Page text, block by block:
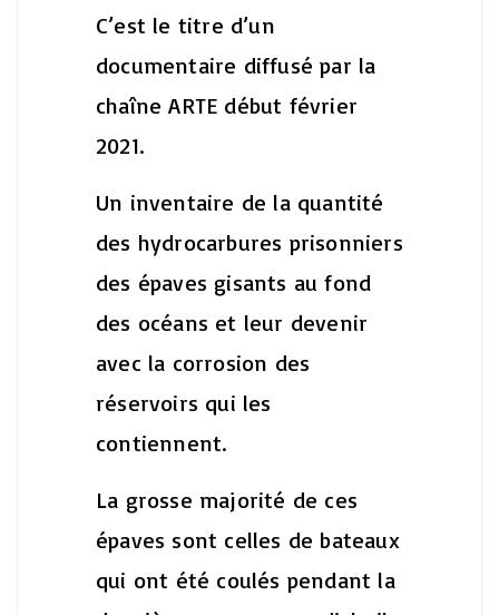
C’est le titre d’un
documentaire diffusé par la
chaîne ARTE début février
2021.
Un inventaire de la quantité
des hydrocarbures prisonniers
des épaves gisants au fond
des océans et leur devenir
avec la corrosion des
réservoirs qui les
contiennent.
La grosse majorité de ces
épaves sont celles de bateaux
qui ont été coulés pendant la